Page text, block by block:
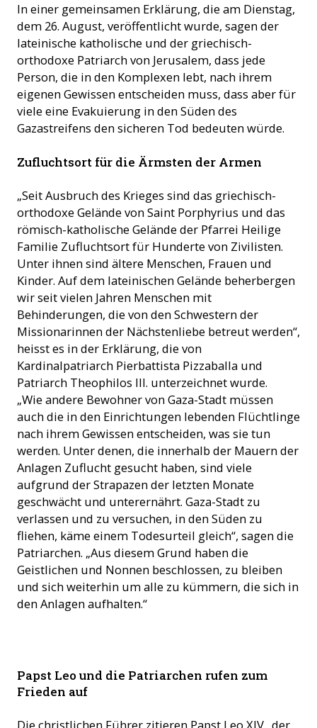
Porphyrius in Gaza Stadt. (Foto: Saint Porphyrius Parish - Gaza)
In einer gemeinsamen Erklärung, die am Dienstag,
dem 26. August, veröffentlicht wurde, sagen der
lateinische katholische und der griechisch-
orthodoxe Patriarch von Jerusalem, dass jede
Person, die in den Komplexen lebt, nach ihrem
eigenen Gewissen entscheiden muss, dass aber für
viele eine Evakuierung in den Süden des
Gazastreifens den sicheren Tod bedeuten würde.
Zufluchtsort für die Ärmsten der Armen
„Seit Ausbruch des Krieges sind das griechisch-
orthodoxe Gelände von Saint Porphyrius und das
römisch-katholische Gelände der Pfarrei Heilige
Familie Zufluchtsort für Hunderte von Zivilisten.
Unter ihnen sind ältere Menschen, Frauen und
Kinder. Auf dem lateinischen Gelände beherbergen
wir seit vielen Jahren Menschen mit
Behinderungen, die von den Schwestern der
Missionarinnen der Nächstenliebe betreut werden“,
heisst es in der Erklärung, die von
Kardinalpatriarch Pierbattista Pizzaballa und
Patriarch Theophilos III. unterzeichnet wurde.
„Wie andere Bewohner von Gaza-Stadt müssen
auch die in den Einrichtungen lebenden Flüchtlinge
nach ihrem Gewissen entscheiden, was sie tun
werden. Unter denen, die innerhalb der Mauern der
Anlagen Zuflucht gesucht haben, sind viele
aufgrund der Strapazen der letzten Monate
geschwächt und unterernährt. Gaza-Stadt zu
verlassen und zu versuchen, in den Süden zu
fliehen, käme einem Todesurteil gleich“, sagen die
Patriarchen. „Aus diesem Grund haben die
Geistlichen und Nonnen beschlossen, zu bleiben
und sich weiterhin um alle zu kümmern, die sich in
den Anlagen aufhalten.“
Papst Leo und die Patriarchen rufen zum
Frieden auf
Die christlichen Führer zitieren Papst Leo XIV., der
Stadt wurden bei Angriffen) im Sommer 2025 zerstört Es gab
Todesopfer. (Foto: © Latin Patriarchate of Jerusalem